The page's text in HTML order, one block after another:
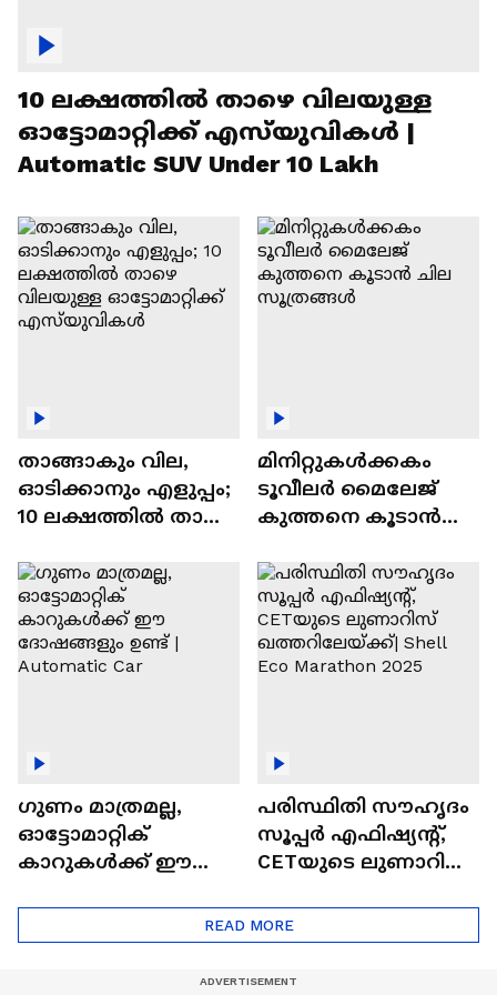
10 ലക്ഷത്തിൽ താഴെ വിലയുള്ള
ഓട്ടോമാറ്റിക്ക് എസ്‍യുവികൾ |
Automatic SUV Under 10 Lakh
താങ്ങാകും വില,
ഓടിക്കാനും എളുപ്പം;
10 ലക്ഷത്തിൽ താഴെ
ഓട്ടോമാറ്റിക്ക്
എസ്‍യുവികൾ
മിനിറ്റുകൾക്കകം
ടൂവീലർ മൈലേജ്
കുത്തനെ കൂടാൻ
ഗുണം മാത്രമല്ല,
ഓട്ടോമാറ്റിക്
കാറുകൾക്ക് ഈ
പരിസ്ഥിതി സൗഹൃദം
സൂപ്പർ എഫിഷ്യന്റ്,
CETയുടെ ലുണാറിസ്
Eco Marathon 2025
READ MORE